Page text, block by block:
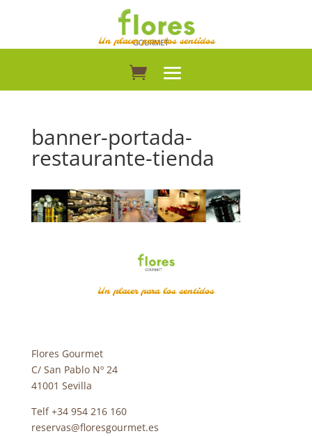
Un placer para los sentidos
banner-portada-
restaurante-tienda
Un placer para los sentidos
Flores Gourmet
C/ San Pablo Nº 24
41001 Sevilla
Telf +34 954 216 160
reservas@floresgourmet.es